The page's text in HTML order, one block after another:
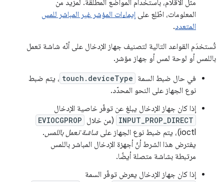
مثل الأقلام، باستخدام المواضع المطلقة. لمزيد من
المعلومات، اطّلِع على إيماءات المؤشر غير المباشر للمس
المتعدد.
تُستخدَم القواعد التالية لتصنيف جهاز الإدخال على أنّه شاشة تعمل
باللمس أو لوحة لمس أو جهاز مؤشر.
في حال ضبط السمة touch.deviceType ، يتم ضبط
نوع الجهاز على النحو المحدّد.
إذا كان جهاز الإدخال يبلغ عن توفّر خاصية الإدخال
INPUT_PROP_DIRECT (من خلال EVIOCGPROP
ioctl)، يتم ضبط نوع الجهاز على شاشة تعمل باللمس.
يفترض هذا الشرط أنّ أجهزة الإدخال المباشر باللمس
مرتبطة بشاشة متصلة أيضًا.
إذا كان جهاز الإدخال يعرض توفّر السمة